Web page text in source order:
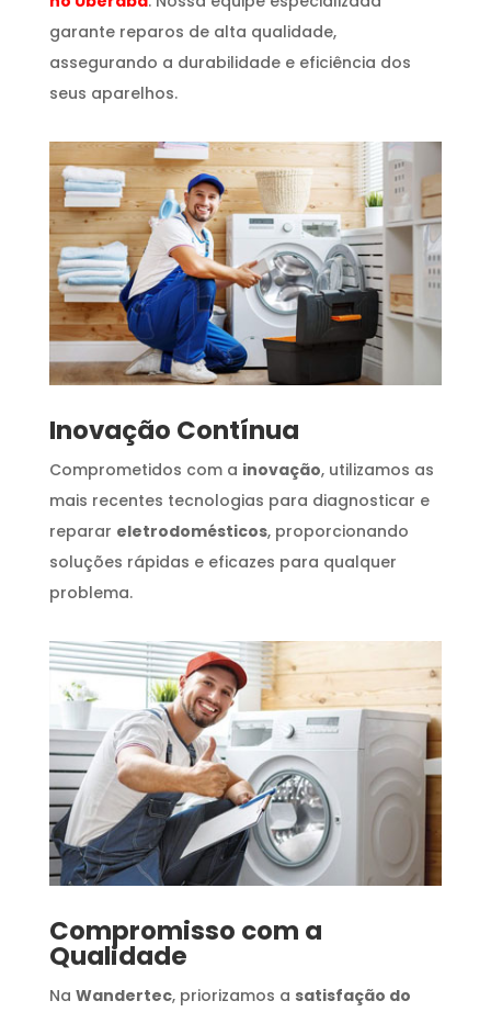
garante reparos de alta qualidade,
assegurando a durabilidade e eficiência dos
seus aparelhos.
Inovação Contínua
Comprometidos com a inovação, utilizamos as
mais recentes tecnologias para diagnosticar e
reparar eletrodomésticos, proporcionando
soluções rápidas e eficazes para qualquer
problema.
Compromisso com a
Qualidade
Na Wandertec, priorizamos a satisfação do